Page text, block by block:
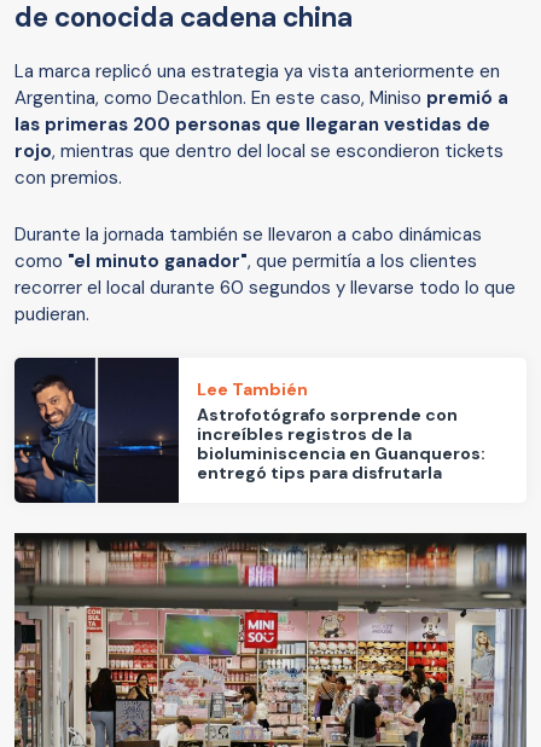
de conocida cadena china
La marca replicó una estrategia ya vista anteriormente en
Argentina, como Decathlon. En este caso, Miniso premió a
las primeras 200 personas que llegaran vestidas de
rojo, mientras que dentro del local se escondieron tickets
con premios.
Durante la jornada también se llevaron a cabo dinámicas
como "el minuto ganador", que permitía a los clientes
recorrer el local durante 60 segundos y llevarse todo lo que
pudieran.
Lee También
Astrofotógrafo sorprende con
increíbles registros de la
bioluminiscencia en Guanqueros:
entregó tips para disfrutarla